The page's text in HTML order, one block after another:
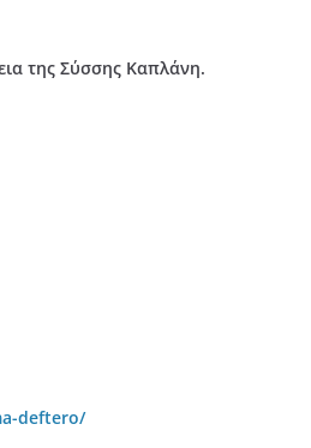
της Σύσσης Καπλάνη.
deftero/